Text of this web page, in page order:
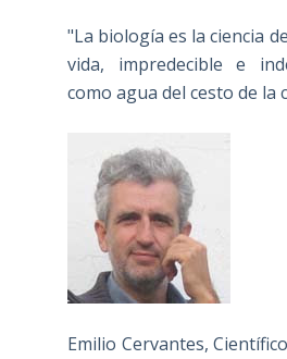
"La biología es la ciencia
vida, impredecible e
como agua del cesto de la
Emilio Cervantes,